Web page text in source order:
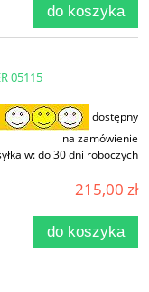
do koszyka
05115
dostępny
na zamówienie
w:do 30 dni roboczych
215,00 zł
do koszyka